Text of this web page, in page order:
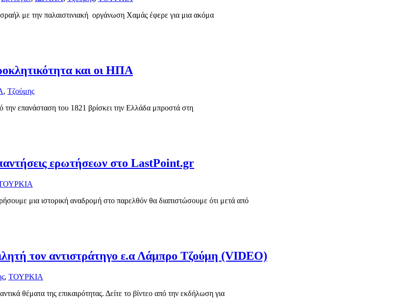
με την παλαιστινιακή οργάνωση Χαμάς έφερε για μια ακόμα
και οι ΗΠΑ
, Τζούμης
επανάσταση του 1821 βρίσκει την Ελλάδα μπροστά στη
ερωτήσεων στο LastPoint.gr
μια ιστορική αναδρομή στο παρελθόν θα διαπιστώσουμε ότι μετά από
τον αντιστράτηγο ε.α Λάμπρο Τζούμη (VIDEO)
, ΤΟΥΡΚΙΑ
θέματα της επικαιρότητας. Δείτε το βίντεο από την εκδήλωση για